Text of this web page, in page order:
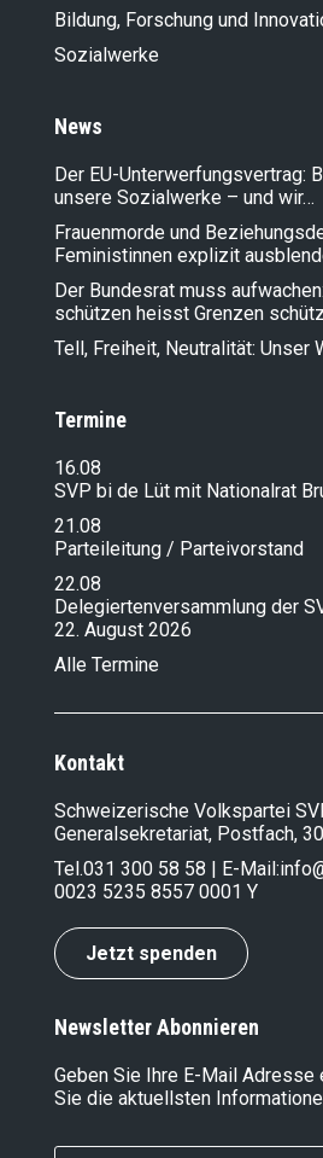
Bildung, Forschung und
Sozialwerke
News
Der EU-Unterwerfungsvertrag:
unsere Sozialwerke – und wir…
Frauenmorde und
Feministinnen explizit
Der Bundesrat muss
schützen heisst Grenzen
Tell, Freiheit, Neutralität: Unser
Termine
16.08
SVP bi de Lüt mit Nationalrat
21.08
Parteileitung / Parteivorstand
22.08
Delegiertenversammlung der
22. August 2026
Alle Termine
Kontakt
Schweizerische Volkspartei
Generalsekretariat, Postfach,
Tel.031 300 58 58 | E-Mail:
0023 5235 8557 0001 Y
Jetzt spenden
Newsletter Abonnieren
Geben Sie Ihre E-Mail Adresse
Sie die aktuellsten